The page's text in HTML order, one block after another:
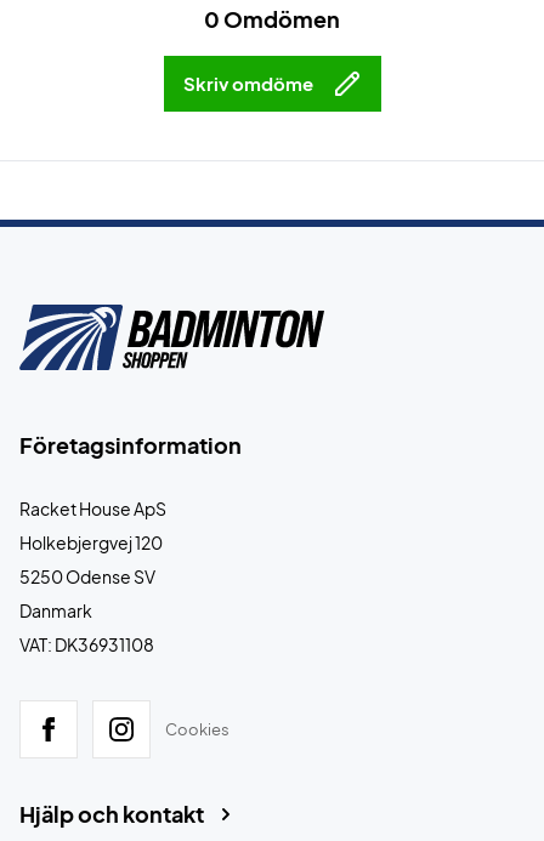
0 Omdömen
Skriv omdöme
Företagsinformation
Racket House ApS
Holkebjergvej 120
5250 Odense SV
Danmark
VAT: DK36931108
Cookies
Hjälp och kontakt